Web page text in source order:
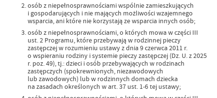
osób z niepełnosprawnościami wspólnie zamieszkujących
i gospodarujących i nie mających możliwości wzajemnego
wsparcia, ani które nie korzystają ze wsparcia innych osób;
osób z niepełnosprawnościami, o których mowa w części III
ust. 2 Programu, które przebywają w rodzinnej pieczy
zastępczej w rozumieniu ustawy z dnia 9 czerwca 2011 r.
o wspieraniu rodziny i systemie pieczy zastępczej (Dz. U. z 2025
r. poz. 49), tj.: dzieci i osób przebywających w rodzinach
zastępczych (spokrewnionych, niezawodowych
lub zawodowych) lub w rodzinnych domach dziecka
na zasadach określonych w art. 37 ust. 1-6 tej ustawy;